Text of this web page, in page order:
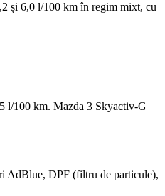
și 6,0 l/100 km în regim mixt, cu
l/100 km. Mazda 3 Skyactiv-G
AdBlue, DPF (filtru de particule),